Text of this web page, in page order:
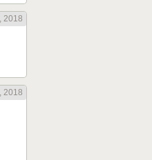
2018
2018